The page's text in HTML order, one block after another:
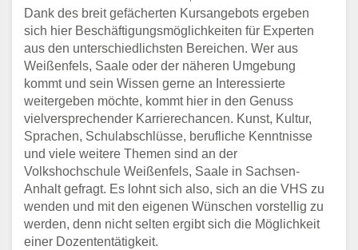
Dank des breit gefächerten Kursangebots ergeben
sich hier Beschäftigungsmöglichkeiten für Experten
aus den unterschiedlichsten Bereichen. Wer aus
Weißenfels, Saale oder der näheren Umgebung
kommt und sein Wissen gerne an Interessierte
weitergeben möchte, kommt hier in den Genuss
vielversprechender Karrierechancen. Kunst, Kultur,
Sprachen, Schulabschlüsse, berufliche Kenntnisse
und viele weitere Themen sind an der
Volkshochschule Weißenfels, Saale in Sachsen-
Anhalt gefragt. Es lohnt sich also, sich an die VHS zu
wenden und mit den eigenen Wünschen vorstellig zu
werden, denn nicht selten ergibt sich die Möglichkeit
einer Dozententätigkeit.